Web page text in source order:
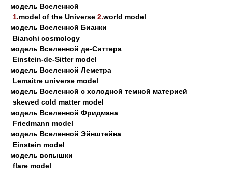
модель Вселенной
1.model of the Universe 2.world model
модель Вселенной Бианки
Bianchi cosmology
модель Вселенной де-Ситтера
Einstein-de-Sitter model
модель Вселенной Леметра
Lemaitre universe model
модель Вселенной с холодной темной материей
skewed cold matter model
модель Вселенной Фридмана
Friedmann model
модель Вселенной Эйнштейна
Einstein model
модель вспышки
flare model